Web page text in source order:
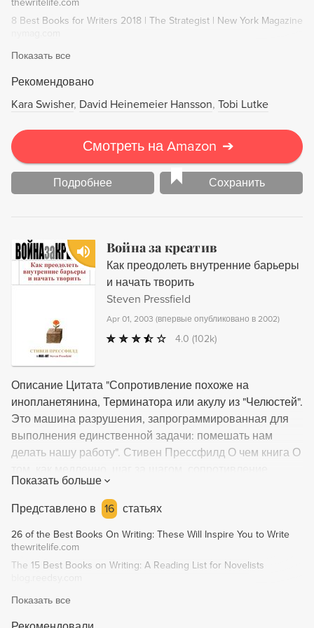
мастерство, нонфикшн, нехудожественная литература,
как писать тексты
thewritelife.com
8 Best Books for Writers 2018 | The Strategist | New York Magazine
Показать все
Рекомендовано
Kara Swisher David Heinemeier Hansson Tobi Lutke
Смотреть на Amazon ➔
Подробнее Сохранить
Война за креатив
Как преодолеть внутренние барьеры
и начать творить
Steven Pressfield
Apr 01, 2003 (впервые опубликовано в 2002)
4.0 (102k)
Описание Цитата "Сопротивление похоже на
инопланетянина, Терминатора или акулу из "Челюстей".
Это машина разрушения, запрограммированная для
выполнения единственной задачи: помешать нам
делать нашу работу". Стивен Прессфилд О чем книга О
делает свое черное дело в душе простого смертного.
Именно сопротивление порождает внутреннюю
борьбу, в которой участвуют две стороны человека
-обвиняемый и обвинитель. Редко эту войну за креатив
выигрывает самый умный. Скорее, самый
настойчивый и самый хитроумный. Почему книга
сопротивления - первый враг креативности. - Ужасная
болезнь "сопротивление" излечению подлежит! -
Показать больше
Представлено в
16 статьях
26 of the Best Books On Writing: These Will Inspire You to Write
thewritelife.com
The 15 Best Books on Writing: A Reading List for Novelists
Показать все